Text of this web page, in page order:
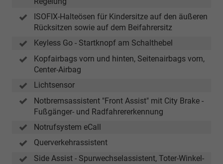
ISOFIX-Halteösen für Kindersitze auf den äußeren
Rücksitzen sowie auf dem Beifahrersitz
Keyless Go - Startknopf am Schalthebel
Kopfairbags vorn und hinten, Seitenairbags vorn,
Center-Airbag
Lichtsensor
Notbremsassistent "Front Assist" mit City Brake -
Fußgänger- und Radfahrererkennung
Notrufsystem eCall
Querverkehrassistent
Side Assist - Spurwechselassistent, Toter-Winkel-